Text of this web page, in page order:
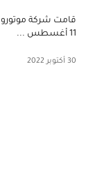
11 أغسطس ...
30 أكتوبر 2022